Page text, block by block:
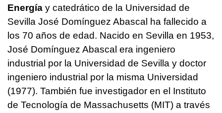
Energía y catedrático de la Universidad de
Sevilla José Domínguez Abascal ha fallecido a
los 70 años de edad. Nacido en Sevilla en 1953,
José Domínguez Abascal era ingeniero
industrial por la Universidad de Sevilla y doctor
ingeniero industrial por la misma Universidad
(1977). También fue investigador en el Instituto
de Tecnología de Massachusetts (MIT) a través